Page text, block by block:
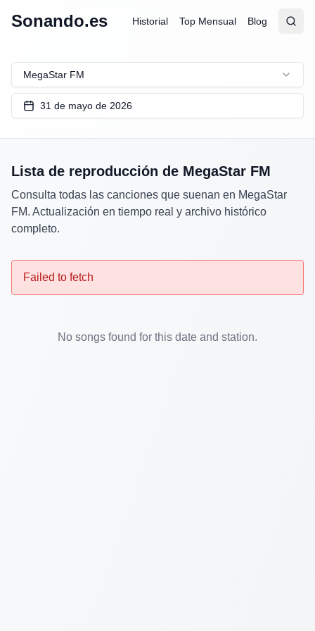
Sonando.es Historial Top Mensual Blog
Abrir
MegaStar FM
31 de mayo de 2026
Lista de reproducción de MegaStar FM
Consulta todas las canciones que suenan en MegaStar
FM. Actualización en tiempo real y archivo histórico
completo.
Failed to fetch
No songs found for this date and station.